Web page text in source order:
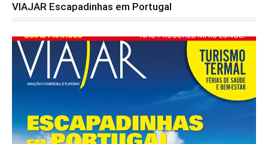
VIAJAR Escapadinhas em Portugal